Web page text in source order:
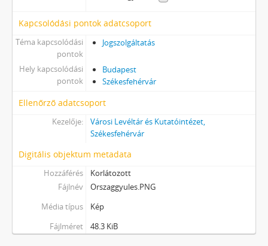
Kapcsolódási pontok adatcsoport
Téma kapcsolódási
pontok
Jogszolgáltatás
Hely kapcsolódási
pontok
Budapest
Székesfehérvár
Ellenőrző adatcsoport
Kezelője:
Városi Levéltár és Kutatóintézet,
Székesfehérvár
Digitális objektum metadata
Hozzáférés
Korlátozott
Fájlnév
Orszaggyules.PNG
Média típus
Kép
Fájlméret
48.3 KiB